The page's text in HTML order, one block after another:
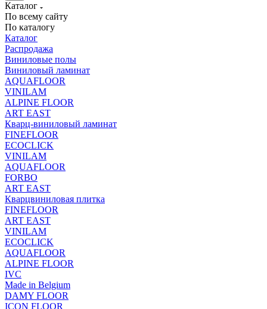
Каталог
По всему сайту
По каталогу
Каталог
Распродажа
Виниловые полы
Виниловый ламинат
AQUAFLOOR
VINILAM
ALPINE FLOOR
ART EAST
Кварц-виниловый ламинат
FINEFLOOR
ECOCLICK
VINILAM
AQUAFLOOR
FORBO
ART EAST
Кварцвиниловая плитка
FINEFLOOR
ART EAST
VINILAM
ECOCLICK
AQUAFLOOR
ALPINE FLOOR
IVC
Made in Belgium
DAMY FLOOR
ICON FLOOR